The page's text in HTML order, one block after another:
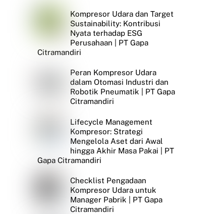
Kompresor Udara dan Target
Sustainability: Kontribusi
Nyata terhadap ESG
Perusahaan | PT Gapa
Citramandiri
Peran Kompresor Udara
dalam Otomasi Industri dan
Robotik Pneumatik | PT Gapa
Citramandiri
Lifecycle Management
Kompresor: Strategi
Mengelola Aset dari Awal
hingga Akhir Masa Pakai | PT
Gapa Citramandiri
Checklist Pengadaan
Kompresor Udara untuk
Manager Pabrik | PT Gapa
Citramandiri